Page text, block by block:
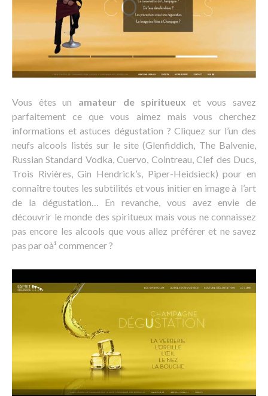
Vous êtes un amateur de spiritueux et vous savez
parfaitement ce que vous aimez mais vous cherchez
informations et astuces dégustation ? Cliquez sur l’un des
neufs alcools listés sur le site (Glenfiddich, The Balvenie,
Russian Standard Vodka, Cuervo, Cointreau, Clef des Ducs,
Trois Rivières, Gin Hendrick’s, Piper-Heidsieck) pour en
connaître toutes les subtilités et vous initier en image à l’art
de la dégustation… En revanche, vous avez envie de
découvrir le monde des spiritueux mais vous ne connaissez
pas encore les alcools que vous allez préférer et ne savez
pas par oà¹ commencer ?